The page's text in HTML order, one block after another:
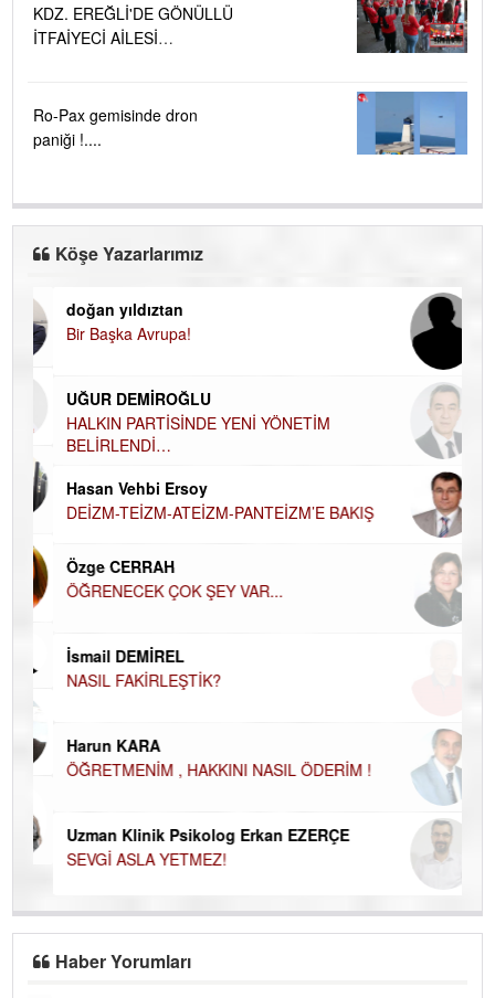
KDZ. EREĞLİ'DE GÖNÜLLÜ
İTFAİYECİ AİLESİ
Ro-Pax gemisinde dron
paniği !....
Köşe Yazarlarımız
doğan yıldıztan
Bir Başka Avrupa!
UĞUR DEMİROĞLU
HALKIN PARTİSİNDE YENİ YÖNETİM
BELİRLENDİ…
Hasan Vehbi Ersoy
DEİZM-TEİZM-ATEİZM-PANTEİZM’E BAKIŞ
Özge CERRAH
ÖĞRENECEK ÇOK ŞEY VAR...
İsmail DEMİREL
NASIL FAKİRLEŞTİK?
Harun KARA
ÖĞRETMENİM , HAKKINI NASIL ÖDERİM !
Uzman Klinik Psikolog Erkan EZERÇE
SEVGİ ASLA YETMEZ!
Haber Yorumları